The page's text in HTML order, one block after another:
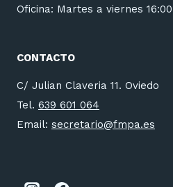
Oficina: Martes a viernes
CONTACTO
C/ Julian Claveria 11. Oviedo
Tel. 639 601 064
Email: secretario@fmpa.es